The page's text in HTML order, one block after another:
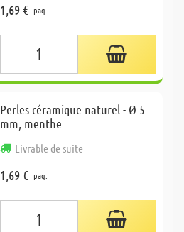
1,69 € paq.
Perles céramique naturel - Ø 5
mm, menthe
Livrable de suite
1,69 € paq.